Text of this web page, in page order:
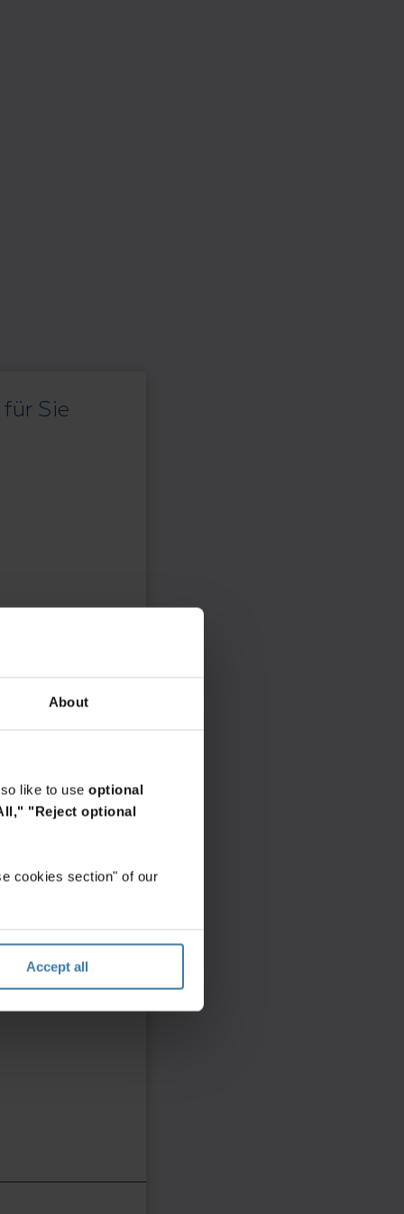
About
like to use optional
"Reject optional
cookies section" of our
Accept all
Sie